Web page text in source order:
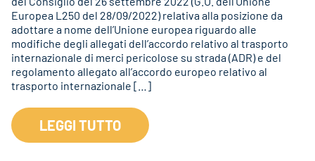
Europea L250 del 28/09/2022) relativa alla posizione da
adottare a nome dell’Unione europea riguardo alle
modifiche degli allegati dell’accordo relativo al trasporto
internazionale di merci pericolose su strada (ADR) e del
regolamento allegato all’accordo europeo relativo al
trasporto internazionale […]
LEGGI TUTTO